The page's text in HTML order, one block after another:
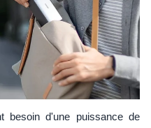
besoin d'une puissance de